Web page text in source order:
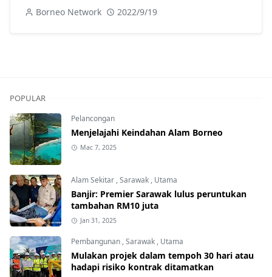
Borneo Network 2022/9/19
POPULAR
Pelancongan
Menjelajahi Keindahan Alam Borneo
Mac 7, 2025
Alam Sekitar ,Sarawak , Utama
Banjir: Premier Sarawak lulus peruntukan
tambahan RM10 juta
Jan 31, 2025
Pembangunan ,Sarawak , Utama
Mulakan projek dalam tempoh 30 hari atau
hadapi risiko kontrak ditamatkan